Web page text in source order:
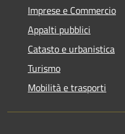
Imprese e Commercio
Appalti pubblici
Catasto e urbanistica
Turismo
Mobilità e trasporti